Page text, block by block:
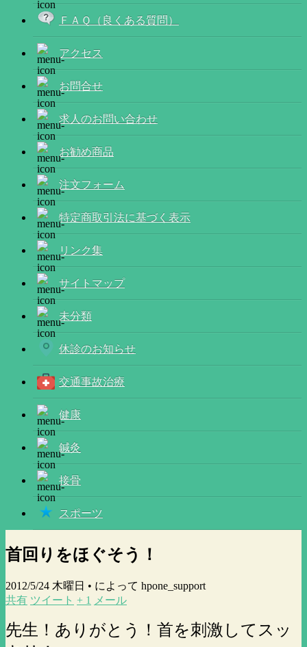
ＦＡＱ（良くある質問）
アクセス
お問合せ
求人のお問い合わせ
お勧め商品
注文フォーム
特定商取引法に基づく表示
リンク集
サイトマップ
未分類
休診のお知らせ
交通事故治療
健康
鍼灸
接骨
スポーツ
首回りをほぐそう！
2012/5/24 木曜日 • によって hpone_support
共有 ツイート + 1 メール
先生！ありがとう！首を刺激してスッ